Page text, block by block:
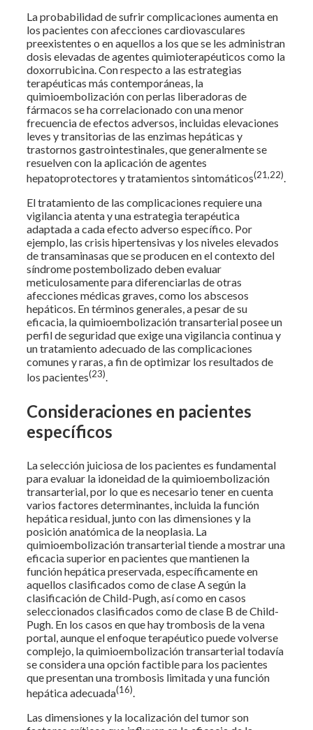
La probabilidad de sufrir complicaciones aumenta en
los pacientes con afecciones cardiovasculares
preexistentes o en aquellos a los que se les administran
dosis elevadas de agentes quimioterapéuticos como la
doxorrubicina. Con respecto a las estrategias
terapéuticas más contemporáneas, la
quimioembolización con perlas liberadoras de
fármacos se ha correlacionado con una menor
frecuencia de efectos adversos, incluidas elevaciones
leves y transitorias de las enzimas hepáticas y
trastornos gastrointestinales, que generalmente se
resuelven con la aplicación de agentes
hepatoprotectores y tratamientos sintomáticos(21,22).
El tratamiento de las complicaciones requiere una
vigilancia atenta y una estrategia terapéutica
adaptada a cada efecto adverso específico. Por
ejemplo, las crisis hipertensivas y los niveles elevados
de transaminasas que se producen en el contexto del
síndrome postembolizado deben evaluar
meticulosamente para diferenciarlas de otras
afecciones médicas graves, como los abscesos
hepáticos. En términos generales, a pesar de su
eficacia, la quimioembolización transarterial posee un
perfil de seguridad que exige una vigilancia continua y
un tratamiento adecuado de las complicaciones
comunes y raras, a fin de optimizar los resultados de
los pacientes(23).
Consideraciones en pacientes
específicos
La selección juiciosa de los pacientes es fundamental
para evaluar la idoneidad de la quimioembolización
transarterial, por lo que es necesario tener en cuenta
varios factores determinantes, incluida la función
hepática residual, junto con las dimensiones y la
posición anatómica de la neoplasia. La
quimioembolización transarterial tiende a mostrar una
eficacia superior en pacientes que mantienen la
función hepática preservada, específicamente en
aquellos clasificados como de clase A según la
clasificación de Child-Pugh, así como en casos
seleccionados clasificados como de clase B de Child-
Pugh. En los casos en que hay trombosis de la vena
portal, aunque el enfoque terapéutico puede volverse
complejo, la quimioembolización transarterial todavía
se considera una opción factible para los pacientes
que presentan una trombosis limitada y una función
hepática adecuada(16).
Las dimensiones y la localización del tumor son